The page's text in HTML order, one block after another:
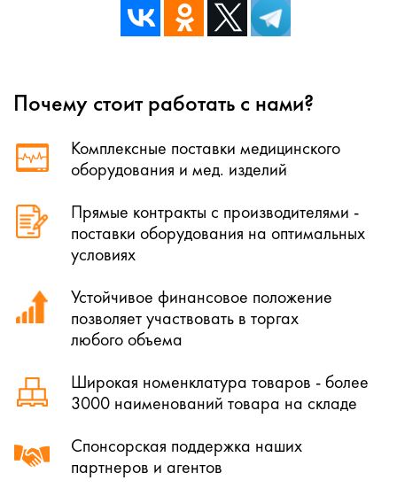
Почему стоит работать с нами?
Комплексные поставки медицинского
оборудования и мед. изделий
Прямые контракты с производителями -
поставки оборудования на оптимальных
условиях
Устойчивое финансовое положение
позволяет участвовать в торгах
любого объема
Широкая номенклатура товаров - более
3000 наименований товара на складе
Спонсорская поддержка наших
партнеров и агентов